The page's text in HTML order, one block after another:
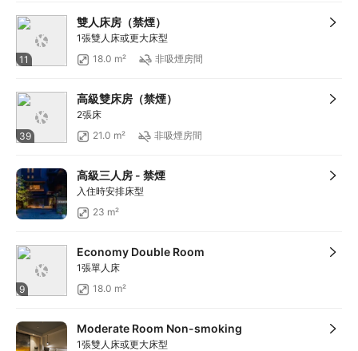
11
雙人床房（禁煙）
1張雙人床或更大床型
18.0 m²
非吸煙房間
39
高級雙床房（禁煙）
2張床
21.0 m²
非吸煙房間
高級三人房 - 禁煙
入住時安排床型
23 m²
9
Economy Double Room
1張單人床
18.0 m²
Moderate Room Non-smoking
1張雙人床或更大床型